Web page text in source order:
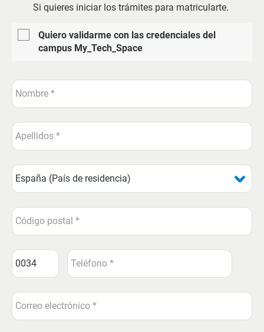
Si quieres iniciar los trámites para matricularte.
Quiero validarme con las credenciales del
campus My_Tech_Space